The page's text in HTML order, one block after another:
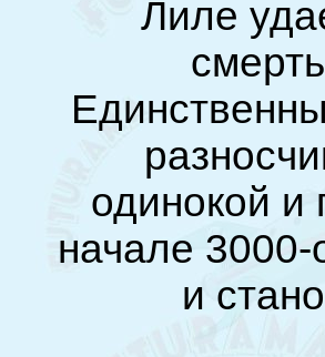
Лиле
одинокой и
начале 3000-
и